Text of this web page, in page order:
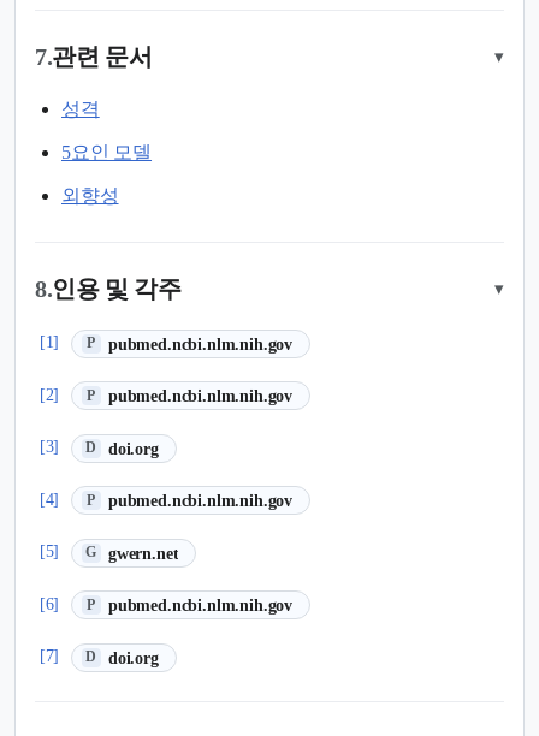
7.관련 문서 ▾
성격
5요인 모델
외향성
8.인용 및 각주 ▾
[1] P pubmed.ncbi.nlm.nih.gov
(새 탭에서 열림)
[2] P pubmed.ncbi.nlm.nih.gov
(새 탭에서 열림)
[3] D doi.org
(새 탭에서 열림)
[4] P pubmed.ncbi.nlm.nih.gov
(새 탭에서 열림)
[5] G gwern.net
(새 탭에서 열림)
[6] P pubmed.ncbi.nlm.nih.gov
(새 탭에서 열림)
[7] D doi.org
(새 탭에서 열림)